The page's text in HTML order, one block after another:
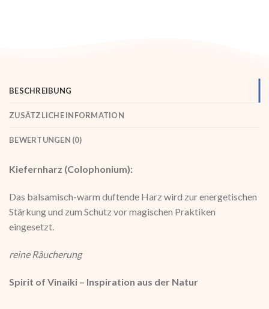
BESCHREIBUNG
ZUSÄTZLICHE INFORMATION
BEWERTUNGEN (0)
Kiefernharz (Colophonium):
Das balsamisch-warm duftende Harz wird zur energetischen
Stärkung und zum Schutz vor magischen Praktiken
eingesetzt.
reine Räucherung
Spirit of Vinaiki – Inspiration aus der Natur